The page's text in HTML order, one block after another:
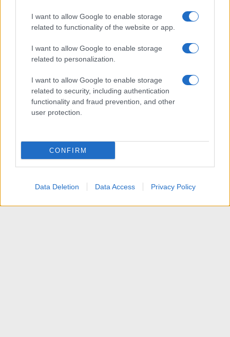
I want to allow Google to enable storage
related to functionality of the website or app.
I want to allow Google to enable storage
related to personalization.
I want to allow Google to enable storage
related to security, including authentication
functionality and fraud prevention, and other
user protection.
CONFIRM
Data Deletion Data Access Privacy Policy